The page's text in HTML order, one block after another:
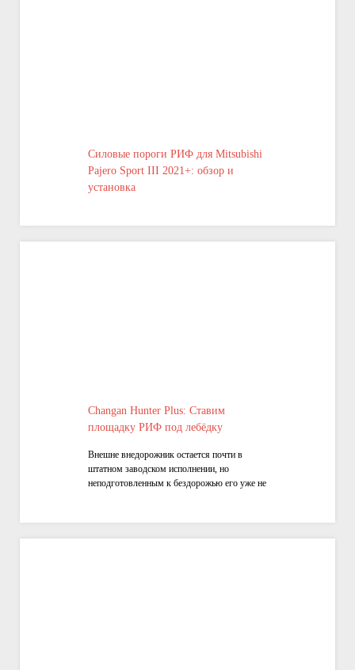
Силовые пороги РИФ для Mitsubishi
Pajero Sport III 2021+: обзор и
установка
Changan Hunter Plus: Ставим
площадку РИФ под лебёдку
Внешне внедорожник остается почти в
штатном заводском исполнении, но
неподготовленным к бездорожью его уже не